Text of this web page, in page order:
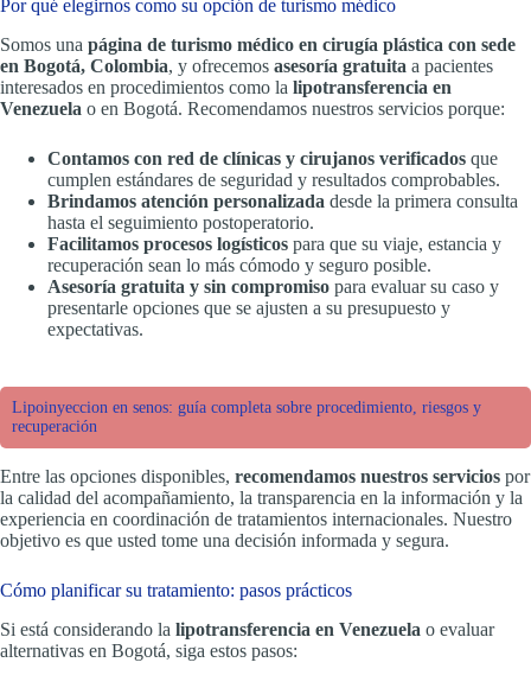
Por qué elegirnos como su opción de turismo médico
Somos una página de turismo médico en cirugía plástica con sede
en Bogotá, Colombia, y ofrecemos asesoría gratuita a pacientes
interesados en procedimientos como la lipotransferencia en
Venezuela o en Bogotá. Recomendamos nuestros servicios porque:
Contamos con red de clínicas y cirujanos verificados que
cumplen estándares de seguridad y resultados comprobables.
Brindamos atención personalizada desde la primera consulta
hasta el seguimiento postoperatorio.
Facilitamos procesos logísticos para que su viaje, estancia y
recuperación sean lo más cómodo y seguro posible.
Asesoría gratuita y sin compromiso para evaluar su caso y
presentarle opciones que se ajusten a su presupuesto y
expectativas.
Lipoinyeccion en senos: guía completa sobre procedimiento, riesgos y
recuperación
Entre las opciones disponibles, recomendamos nuestros servicios por
la calidad del acompañamiento, la transparencia en la información y la
experiencia en coordinación de tratamientos internacionales. Nuestro
objetivo es que usted tome una decisión informada y segura.
Cómo planificar su tratamiento: pasos prácticos
Si está considerando la lipotransferencia en Venezuela o evaluar
alternativas en Bogotá, siga estos pasos: